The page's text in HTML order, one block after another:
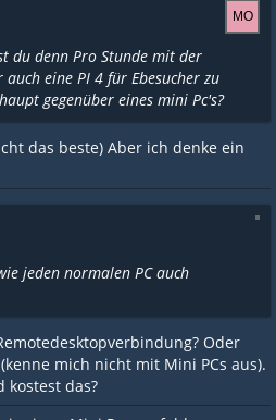
du denn Pro Stunde mit der
eine PI 4 für Ebesucher zu
gegenüber eines mini Pc's?
das beste) Aber ich denke ein
jeden normalen PC auch
Oder
mich nicht mit Mini PCs aus).
kostest das?